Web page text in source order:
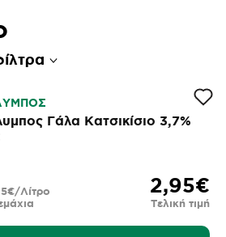
Γάλα Κατσικίσιο 3,7%
2,95€
Τελική τιμή
Λίτρο